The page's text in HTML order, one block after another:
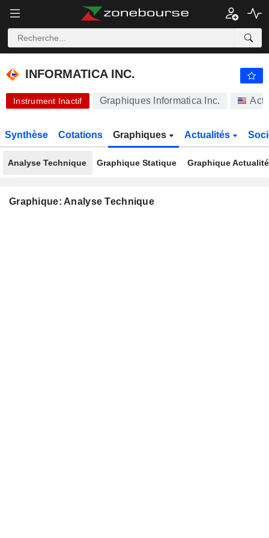
INFORMATICA INC. 24,79 $ -
INFORMATICA INC.
Instrument Inactif Graphiques Informatica Inc.
Synthèse Cotations Graphiques Actualités
Analyse Technique Graphique Statique Graphique
Graphique: Analyse Technique